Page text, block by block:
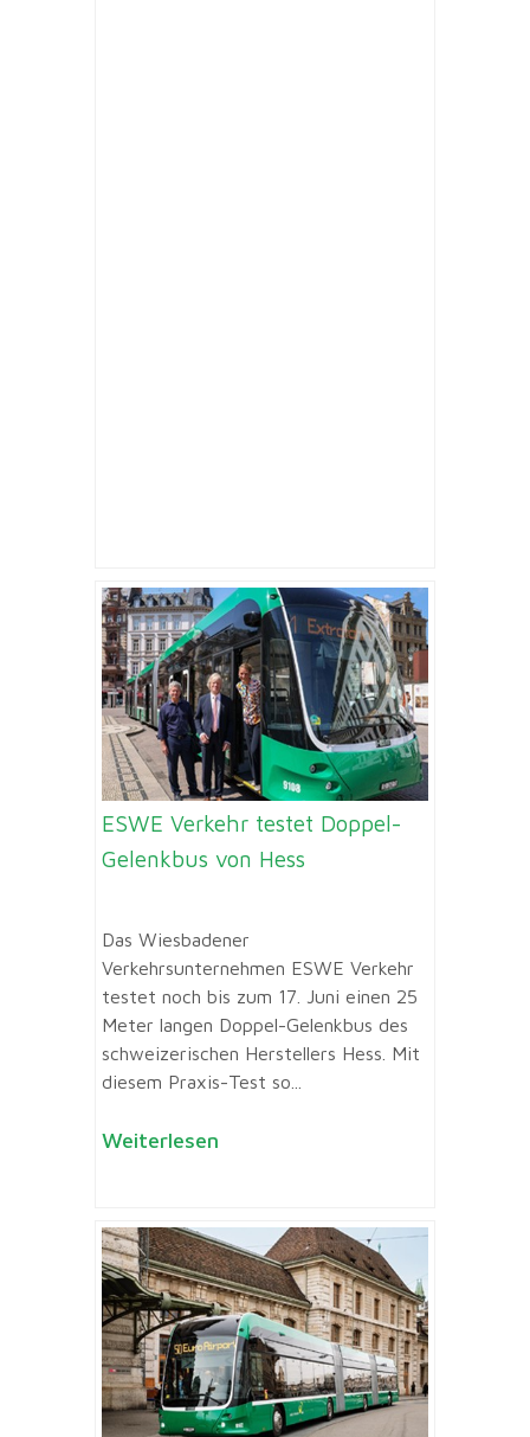
ESWE Verkehr testet Doppel-
Gelenkbus von Hess
Das Wiesbadener
Verkehrsunternehmen ESWE Verkehr
testet noch bis zum 17. Juni einen 25
Meter langen Doppel-Gelenkbus des
schweizerischen Herstellers Hess. Mit
diesem Praxis-Test so...
Weiterlesen